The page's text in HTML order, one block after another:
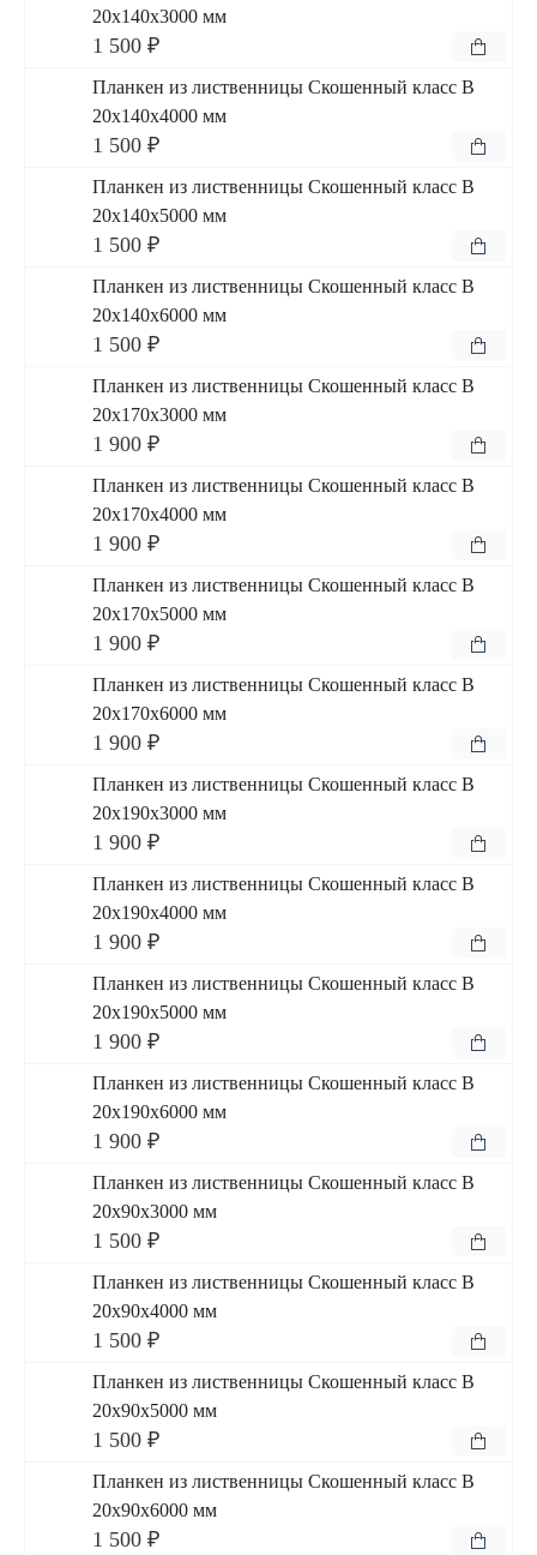
20x140x3000 мм
1 500 ₽
Планкен из лиственницы Скошенный класс В
20x140x4000 мм
1 500 ₽
Планкен из лиственницы Скошенный класс В
20x140x5000 мм
1 500 ₽
Планкен из лиственницы Скошенный класс В
20x140x6000 мм
1 500 ₽
Планкен из лиственницы Скошенный класс В
20x170x3000 мм
1 900 ₽
Планкен из лиственницы Скошенный класс В
20x170x4000 мм
1 900 ₽
Планкен из лиственницы Скошенный класс В
20x170x5000 мм
1 900 ₽
Планкен из лиственницы Скошенный класс В
20x170x6000 мм
1 900 ₽
Планкен из лиственницы Скошенный класс В
20x190x3000 мм
1 900 ₽
Планкен из лиственницы Скошенный класс В
20x190x4000 мм
1 900 ₽
Планкен из лиственницы Скошенный класс В
20x190x5000 мм
1 900 ₽
Планкен из лиственницы Скошенный класс В
20x190x6000 мм
1 900 ₽
Планкен из лиственницы Скошенный класс В
20x90x3000 мм
1 500 ₽
Планкен из лиственницы Скошенный класс В
20x90x4000 мм
1 500 ₽
Планкен из лиственницы Скошенный класс В
20x90x5000 мм
1 500 ₽
Планкен из лиственницы Скошенный класс В
20x90x6000 мм
1 500 ₽